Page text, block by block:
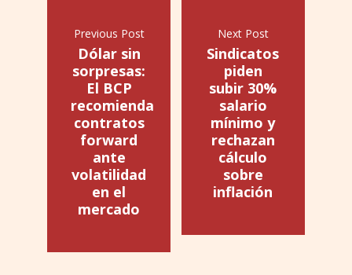
Previous Post
Dólar sin
sorpresas:
El BCP
recomienda
contratos
forward
ante
volatilidad
en el
mercado
Next Post
Sindicatos
piden
subir 30%
salario
mínimo y
rechazan
cálculo
sobre
inflación